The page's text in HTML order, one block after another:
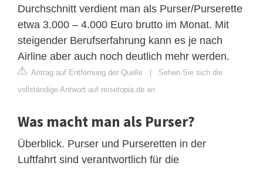
Durchschnitt verdient man als Purser/Purserette
etwa 3.000 – 4.000 Euro brutto im Monat. Mit
steigender Berufserfahrung kann es je nach
Airline aber auch noch deutlich mehr werden.
Antrag auf Entfernung der Quelle
Sehen Sie sich die
vollständige Antwort auf reisetopia.de an
Was macht man als Purser?
Überblick. Purser und Purseretten in der
Luftfahrt sind verantwortlich für die